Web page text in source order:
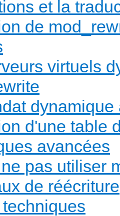
et la
de
virtuels
d'une table
avancées
pas utiliser
de réécriture